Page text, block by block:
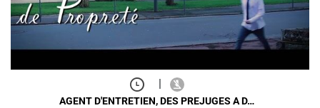
|
AGENT D'ENTRETIEN, DES PREJUGES A D…